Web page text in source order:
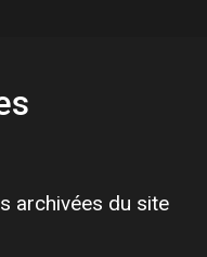
archivées du site